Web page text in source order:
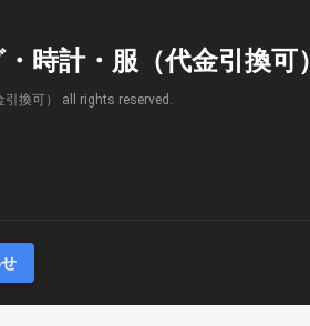
時計・服（代金引換可）
引換可） all rights reserved.